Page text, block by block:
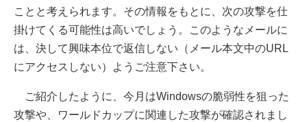
ことと考えられます。その情報をもとに、次の攻撃を仕
掛けてくる可能性は高いでしょう。このようなメールに
は、決して興味本位で返信しない（メール本文中のURL
にアクセスしない）ようご注意下さい。
ご紹介したように、今月はWindowsの脆弱性を狙った
攻撃や、ワールドカップに関連した攻撃が確認されまし